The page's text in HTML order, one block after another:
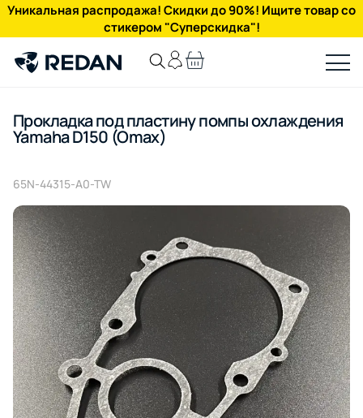
Уникальная распродажа! Скидки до 90%! Ищите товар со
стикером "Суперскидка"!
Прокладка под пластину помпы охлаждения
Yamaha D150 (Omax)
65N-44315-A0-TW